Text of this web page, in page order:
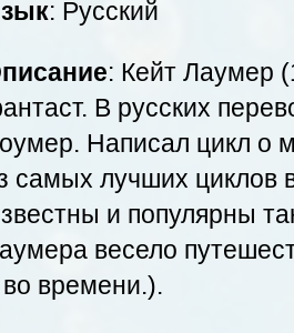
: Русский
: Кейт Лаумер
В русских
Написал цикл о
самых лучших циклов
и популярны
весело
времени.).